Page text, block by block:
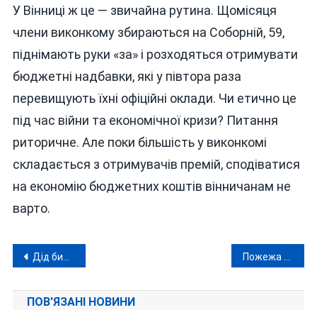
У Вінниці ж це — звичайна рутина. Щомісяця
члени виконкому збираються на Соборній, 59,
піднімають руки «за» і розходяться отримувати
бюджетні надбавки, які у півтора раза
перевищують їхні офіційні оклади. Чи етично це
під час війни та економічної кризи? Питання
риторичне. Але поки більшість у виконкомі
складається з отримувачів премій, сподіватися
на економію бюджетних коштів вінничанам не
варто.
Навігація
записів
Дід бив гітлерівців, онук протистоїть путіністам: незламний тульчинський гарт Владислава Гераскевича Пожежа у «Крижопільводоканалі» та смертельна трагедія у Бершадській громаді
ПОВ'ЯЗАНІ НОВИНИ